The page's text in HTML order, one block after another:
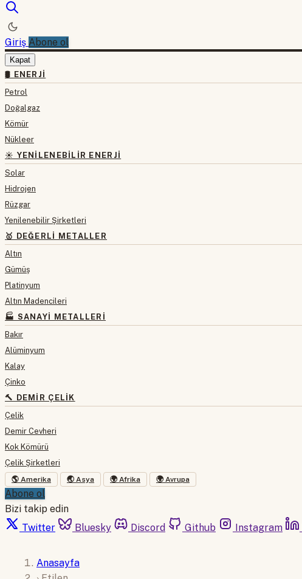
Giriş Abone ol
Kapat
🛢 ENERJI
Petrol
Doğalgaz
Kömür
Nükleer
☀️ YENILENEBILIR ENERJI
Solar
Hidrojen
Rüzgar
Yenilenebilir Şirketleri
🥇 DEĞERLI METALLER
Altın
Gümüş
Platinyum
Altın Madencileri
🏭 SANAYI METALLERI
Bakır
Alüminyum
Kalay
Çinko
🔨 DEMIR ÇELIK
Çelik
Demir Cevheri
Kok Kömürü
Çelik Şirketleri
🌎 Amerika 🌏 Asya 🌍 Afrika 🌍 Avrupa
Abone ol
Bizi takip edin
Twitter
Bluesky Discord Github Instagram
Anasayfa